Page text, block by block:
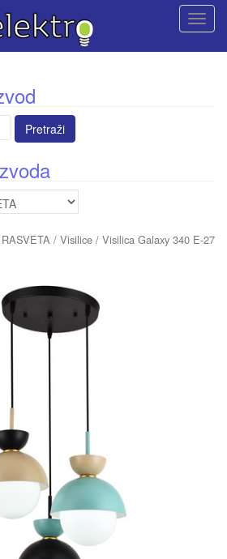
T
t
/ Visilice / Visilica Galaxy 340 E-27